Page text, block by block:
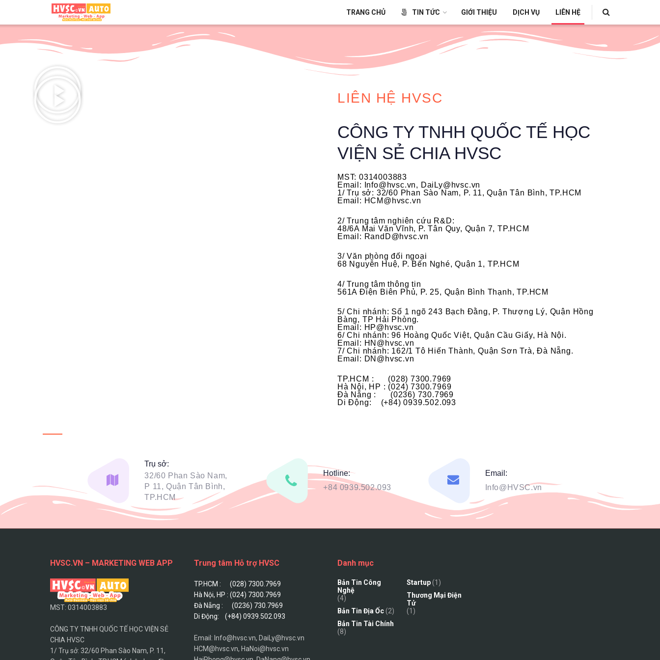
TRANG CHỦ TIN TỨC GIỚI THIỆU DỊCH VỤ LIÊN HỆ
LIÊN HỆ HVSC
CÔNG TY TNHH QUỐC TẾ HỌC
VIỆN SẺ CHIA HVSC
MST: 0314003883
Email: Info@hvsc.vn, DaiLy@hvsc.vn
1/ Trụ sở: 32/60 Phan Sào Nam, P. 11, Quận Tân Bình, TP.HCM
Email: HCM@hvsc.vn
2/ Trung tâm nghiên cứu R&D:
48/6A Mai Văn Vĩnh, P. Tân Quy, Quận 7, TP.HCM
Email: RandD@hvsc.vn
3/ Văn phòng đối ngoại
68 Nguyễn Huệ, P. Bến Nghé, Quận 1, TP.HCM
4/ Trung tâm thông tin
561A Điện Biên Phủ, P. 25, Quận Bình Thạnh, TP.HCM
5/ Chi nhánh: Số 1 ngõ 243 Bạch Đằng, P. Thượng Lý, Quận Hồng
Bàng, TP Hải Phòng.
Email: HP@hvsc.vn
6/ Chi nhánh: 96 Hoàng Quốc Việt, Quận Cầu Giấy, Hà Nội.
Email: HN@hvsc.vn
7/ Chi nhánh: 162/1 Tô Hiến Thành, Quận Sơn Trà, Đà Nẵng.
Email: DN@hvsc.vn
TP.HCM : (028) 7300.7969
Hà Nội, HP : (024) 7300.7969
Đà Nẵng : (0236) 730.7969
Di Động: (+84) 0939.502.093
Trụ sở:
32/60 Phan Sào Nam,
P 11, Quận Tân Bình,
TP.HCM
Hotline:
+84 0939.502.093
Email:
Info@HVSC.vn
HVSC.VN – MARKETING WEB APP
MST: 0314003883
CÔNG TY TNHH QUỐC TẾ HỌC VIỆN SẺ
CHIA HVSC
1/ Trụ sở: 32/60 Phan Sào Nam, P. 11,
Trung tâm Hỗ trợ HVSC
TP.HCM : (028) 7300.7969
Hà Nội, HP : (024) 7300.7969
Đà Nẵng : (0236) 730.7969
Di Động: (+84) 0939.502.093
Email: Info@hvsc.vn, DaiLy@hvsc.vn
HCM@hvsc.vn, HaNoi@hvsc.vn
Danh mục
Bản Tin Công
Nghệ
(4)
Bản Tin Địa Ốc(2)
Bản Tin Tài Chính
(8)
Startup(1)
Thương Mại Điện
Tử
(1)